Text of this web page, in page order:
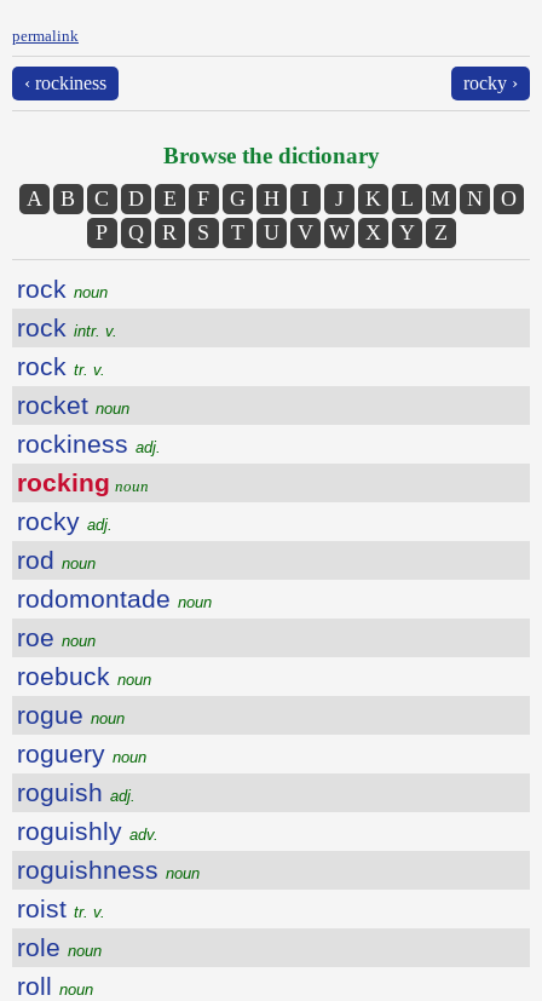
permalink
‹ rockiness rocky ›
Browse the dictionary
A B C D E F G H I J K L M N
O
P
Q R S T U V W X Y Z
rock noun
rock intr. v.
rock tr. v.
rocket noun
rockiness adj.
rocking noun
rocky adj.
rod noun
rodomontade noun
roe noun
roebuck noun
rogue noun
roguery noun
roguish adj.
roguishly adv.
roguishness noun
roist tr. v.
role noun
roll noun